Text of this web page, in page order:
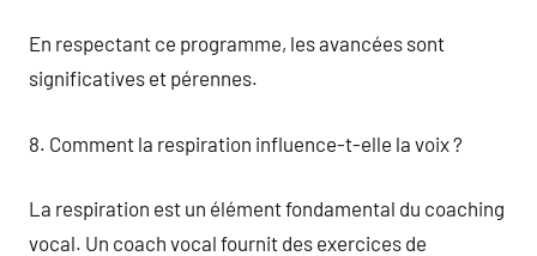
En respectant ce programme, les avancées sont
significatives et pérennes.
8. Comment la respiration influence-t-elle la voix ?
La respiration est un élément fondamental du coaching
vocal. Un coach vocal fournit des exercices de